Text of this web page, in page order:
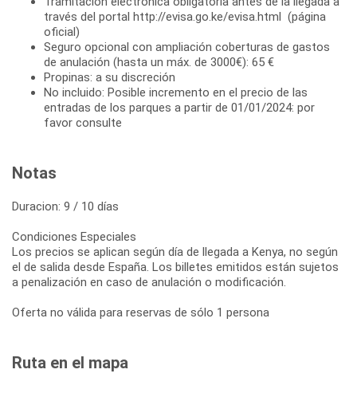
través del portal http://evisa.go.ke/evisa.html (página
oficial)
Seguro opcional con ampliación coberturas de gastos
de anulación (hasta un máx. de 3000€): 65 €
Propinas: a su discreción
No incluido: Posible incremento en el precio de las
entradas de los parques a partir de 01/01/2024: por
favor consulte
Notas
Duracion: 9 / 10 días
Condiciones Especiales
Los precios se aplican según día de llegada a Kenya, no según
el de salida desde España. Los billetes emitidos están sujetos
a penalización en caso de anulación o modificación.
Oferta no válida para reservas de sólo 1 persona
Ruta en el mapa